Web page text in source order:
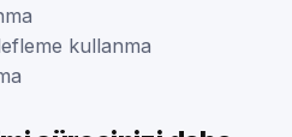
kullanma